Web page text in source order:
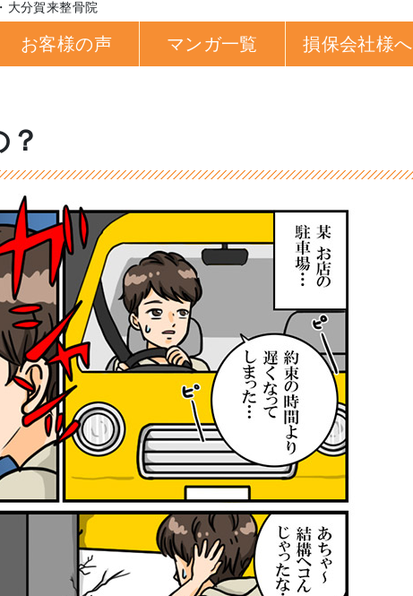
大分賀来整骨院
お客様の声 マンガ一覧 損保会社様へ